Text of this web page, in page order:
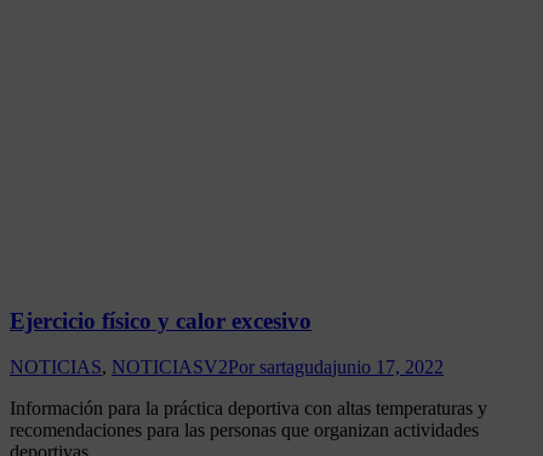
Ejercicio físico y calor excesivo
NOTICIAS, NOTICIASV2Por sartagudajunio 17, 2022
Información para la práctica deportiva con altas temperaturas y
recomendaciones para las personas que organizan actividades